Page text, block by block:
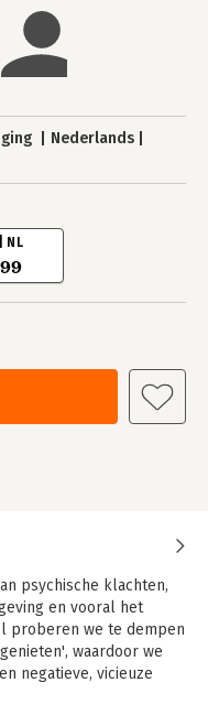
Nederlands
NL
psychische klachten,
en vooral het
proberen we te dempen
waardoor we
negatieve, vicieuze